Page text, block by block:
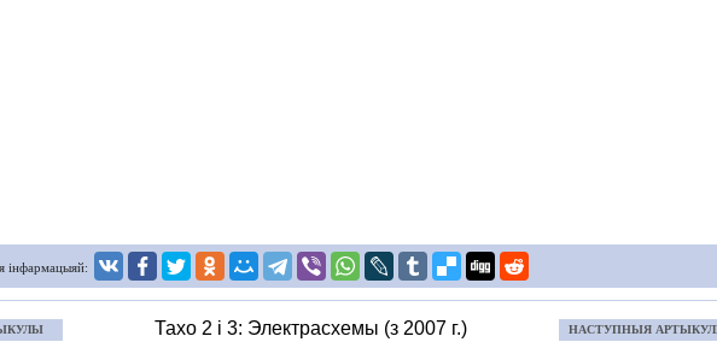
інфармацыяй:
Тахо 2 і 3: Электрасхемы (з 2007 г.) НАСТУПНЫЯ